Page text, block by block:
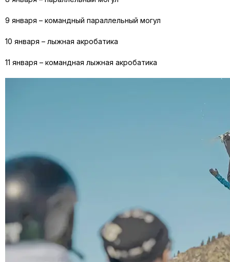
9 января – командный параллельный могул
10 января – лыжная акробатика
11 января – командная лыжная акробатика